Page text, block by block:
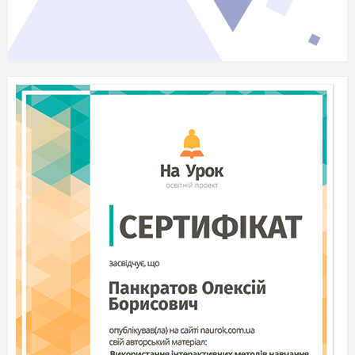
В залежності від шляхів
потрапляння інфекції
і легеневу форми чуми.
захворювання чумою
встановлюється карантин.
Хворих ізолюють. Всі
особи, що мали контакт з
хворими, підлягають
індивідуальній ізоляції на
Увесь медичний персонал
працює у протичумних